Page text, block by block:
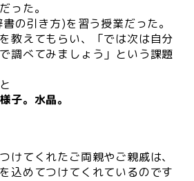
った。
の引き方)を習う授業だった。
教えてもらい、「では次は自分
調べてみましょう」という課題
子。水晶。
けてくれたご両親やご親戚は、
込めてつけてくれているのです